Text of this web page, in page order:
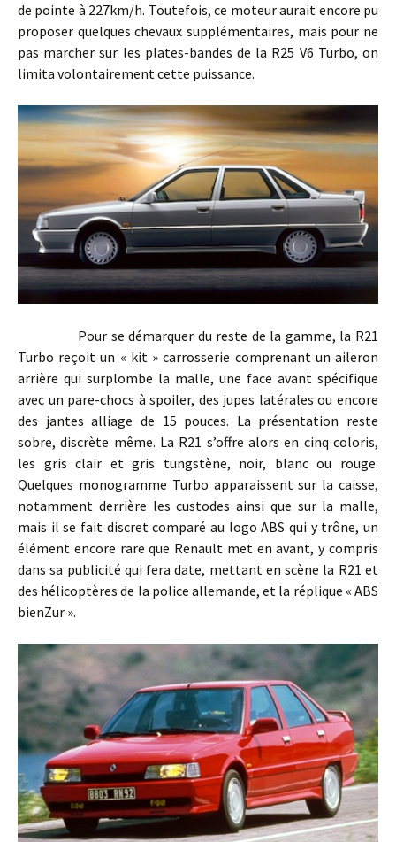
de pointe à 227km/h. Toutefois, ce moteur aurait encore pu
proposer quelques chevaux supplémentaires, mais pour ne
pas marcher sur les plates-bandes de la R25 V6 Turbo, on
limita volontairement cette puissance.
Pour se démarquer du reste de la gamme, la R21
Turbo reçoit un « kit » carrosserie comprenant un aileron
arrière qui surplombe la malle, une face avant spécifique
avec un pare-chocs à spoiler, des jupes latérales ou encore
des jantes alliage de 15 pouces. La présentation reste
sobre, discrète même. La R21 s’offre alors en cinq coloris,
les gris clair et gris tungstène, noir, blanc ou rouge.
Quelques monogramme Turbo apparaissent sur la caisse,
notamment derrière les custodes ainsi que sur la malle,
mais il se fait discret comparé au logo ABS qui y trône, un
élément encore rare que Renault met en avant, y compris
dans sa publicité qui fera date, mettant en scène la R21 et
des hélicoptères de la police allemande, et la réplique « ABS
bienZur ».